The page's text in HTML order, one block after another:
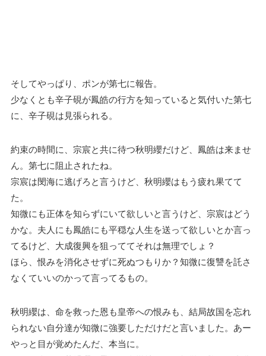
そしてやっぱり、ポンが第七に報告。
少なくとも辛子硯が鳳皓の行方を知っていると気付いた第七
に、辛子硯は見張られる。
約束の時間に、宗宸と共に待つ秋明纓だけど、鳳皓は来ませ
ん。第七に阻止されたね。
宗宸は閔海に逃げろと言うけど、秋明纓はもう疲れ果てて
た。
知微にも正体を知らずにいて欲しいと言うけど、宗宸はどう
かな。夫人にも鳳皓にも平穏な人生を送って欲しいとか言っ
てるけど、大成復興を狙っててそれは無理でしょ？
ほら、恨みを消化させずに死ぬつもりか？知微に復讐を託さ
なくていいのかって言ってるもの。
秋明纓は、命を救った恩も皇帝への恨みも、結局故国を忘れ
られない自分達が知微に強要しただけだと言いました。あー
やっと目が覚めたんだ、本当に。